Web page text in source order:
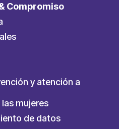
Compromiso
y atención a
mujeres
de datos